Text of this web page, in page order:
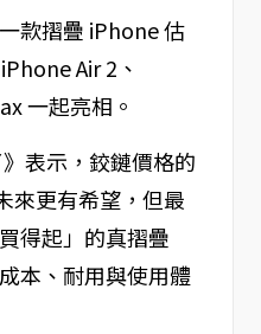
款摺疊 iPhone 估
Air 2、
一起亮相。
表示，鉸鏈價格的
來更有希望，但最
得起」的真摺疊
本、耐用與使用體